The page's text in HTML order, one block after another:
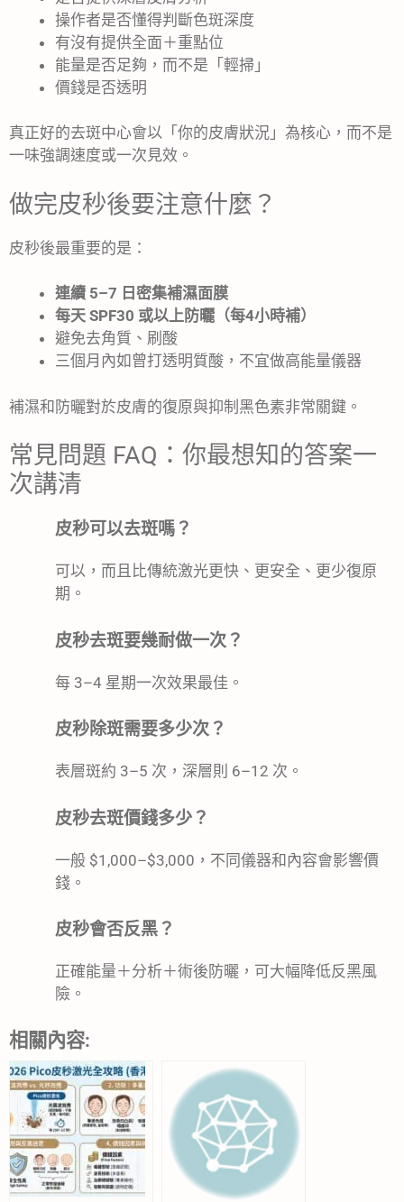
操作者是否懂得判斷色斑深度
有沒有提供全面＋重點位
能量是否足夠，而不是「輕掃」
價錢是否透明
真正好的去斑中心會以「你的皮膚狀況」為核心，而不是
一味強調速度或一次見效。
做完皮秒後要注意什麼？
皮秒後最重要的是：
連續 5–7 日密集補濕面膜
每天 SPF30 或以上防曬（每4小時補）
避免去角質、刷酸
三個月內如曾打透明質酸，不宜做高能量儀器
補濕和防曬對於皮膚的復原與抑制黑色素非常關鍵。
常見問題 FAQ：你最想知的答案一
次講清
皮秒可以去斑嗎？
可以，而且比傳統激光更快、更安全、更少復原
期。
皮秒去斑要幾耐做一次？
每 3–4 星期一次效果最佳。
皮秒除斑需要多少次？
表層斑約 3–5 次，深層則 6–12 次。
皮秒去斑價錢多少？
一般 $1,000–$3,000，不同儀器和內容會影響價
錢。
皮秒會否反黑？
正確能量＋分析＋術後防曬，可大幅降低反黑風
險。
相關內容: